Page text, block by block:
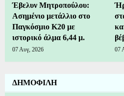
Έβελυν Μητροπούλου:
Ασημένιο μετάλλιο στο
Παγκόσμιο Κ20 με
ιστορικό άλμα 6,44 μ.
07 Αυγ, 2026 07
ΔΗΜΟΦΙΛΗ